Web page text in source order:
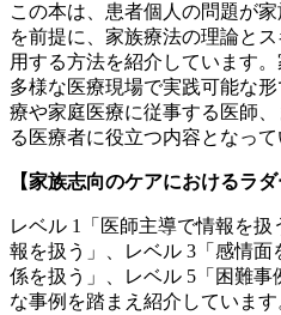
この本は、患者個人の問題が
を前提に、家族療法の理論と
用する方法を紹介しています
多様な医療現場で実践可能な
療や家庭医療に従事する医師
る医療者に役立つ内容となって
【家族志向のケアにおけるラダ
レベル 1「医師主導で情報を
報を扱う」、レベル 3「感情面
係を扱う」、レベル 5「困難
な事例を踏まえ紹介していま